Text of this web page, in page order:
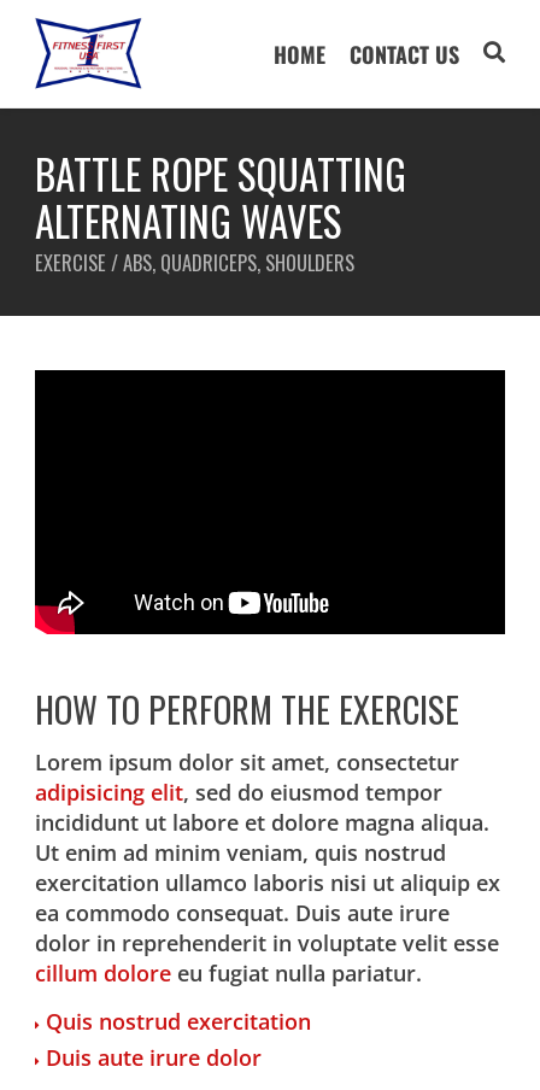
HOME CONTACT US
BATTLE ROPE SQUATTING
ALTERNATING WAVES
EXERCISE / ABS, QUADRICEPS, SHOULDERS
HOW TO PERFORM THE EXERCISE
Lorem ipsum dolor sit amet, consectetur
adipisicing elit, sed do eiusmod tempor
incididunt ut labore et dolore magna aliqua.
Ut enim ad minim veniam, quis nostrud
exercitation ullamco laboris nisi ut aliquip ex
ea commodo consequat. Duis aute irure
dolor in reprehenderit in voluptate velit esse
cillum dolore eu fugiat nulla pariatur.
Quis nostrud exercitation
Duis aute irure dolor